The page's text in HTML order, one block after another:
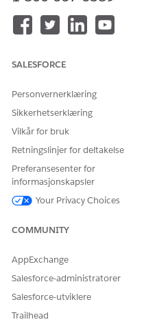
VIKTIG
Tilpassbar
underlagt
av denne betatjenesten er
Konfigurere tilpassbar
Finn ut mer om
konfigurere Tilpassbar
Bruke tilpassbar
Lær å bruke funksjonene
La oss få vite det
SALESFORCE
Personvernerklæring
Sikkerhetserklæring
Vilkår for bruk
Retningslinjer for deltakelse
Preferansesenter for
informasjonskapsler
Your Privacy Choices
COMMUNITY
AppExchange
Salesforce-administratorer
Salesforce-utviklere
Trailhead